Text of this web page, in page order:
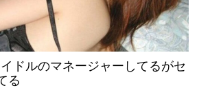
ドルのマネージャーしてるがセ
る